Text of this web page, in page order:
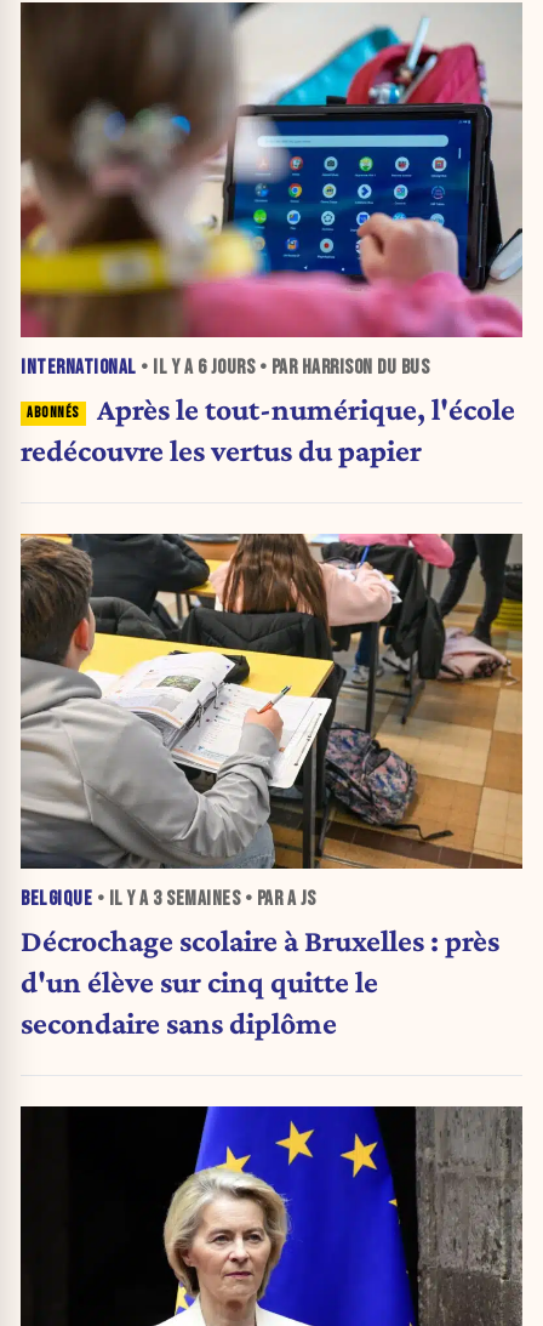
INTERNATIONAL • IL Y A 6 JOURS• PAR HARRISON DU BUS
Après le tout-numérique, l'école
redécouvre les vertus du papier
BELGIQUE • IL Y A 3 SEMAINES• PAR A JS
Décrochage scolaire à Bruxelles : près
d'un élève sur cinq quitte le
secondaire sans diplôme